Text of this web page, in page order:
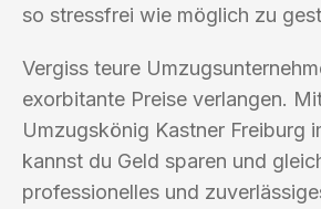
so stressfrei wie möglich zu
Vergiss teure
exorbitante Preise verlangen.
Umzugskönig Kastner Freiburg
kannst du Geld sparen und
professionelles und